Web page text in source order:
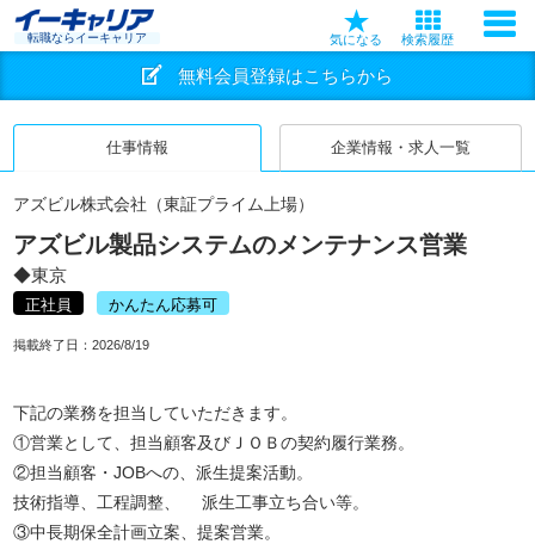
転職ならイーキャリア 気になる 検索履歴
無料会員登録はこちらから
仕事情報 企業情報・求人一覧
アズビル株式会社（東証プライム上場）
アズビル製品システムのメンテナンス営業
◆東京
正社員 かんたん応募可
掲載終了日： 2026/8/19
下記の業務を担当していただきます。
①営業として、担当顧客及びＪＯＢの契約履行業務。
②担当顧客・JOBへの、派生提案活動。
技術指導、工程調整、 派生工事立ち合い等。
③中長期保全計画立案、提案営業。